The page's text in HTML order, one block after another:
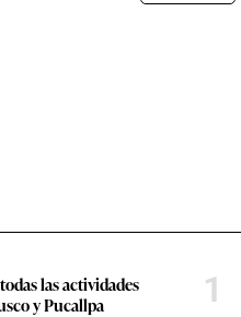
las actividades
y Pucallpa
1